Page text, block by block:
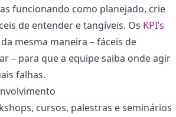
funcionando como planejado, crie
de entender e tangíveis. Os KPI’s
mesma maneira – fáceis de
– para que a equipe saiba onde agir
falhas.
cursos, palestras e seminários